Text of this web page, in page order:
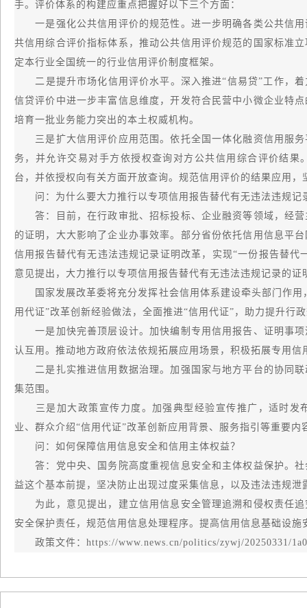
手。评价体系的构建应重点把握好以下三个方面：
一是强化公共信用评价的规范性。进一步明确各类公共信用
共信用综合评价指标体系，推动公共信用评价规范的国家标准
定本行业全国统一的行业信用评价制度框架。
二是提升市场化信用评价水平。深入推进“信易贷”工作，着
信贷评价中进一步丰富信息维度，开发符合民营中小微企业特
培育一批业务能力突出的本土权威机构。
三是扩大信用评价应用范围。依托全国一体化融资信用服务
务，并允许交易对手方依授权查询对方公共信用综合评价结
台，并依授权向有关方面开放查询。规范信用评价的结果应用
问：为什么要大力推行以专项信用报告替代有无违法违规记
答：目前，在行政审批、招标投标、企业融资等领域，经营
的证明，大大影响了企业办事效率。部分省份依托信用信息平
信用报告替代有无违法违规记录证明改革，实现“一份报告替
意见提出，大力推行以专项信用报告替代有无违法违规记录的证
国家发展改革委将充分发挥社会信用体系建设牵头部门作用
用代证”改革创新经验做法，全面推进“信用代证”，助力提升行
一是加快完善顶层设计。加快编制专用信用报告、证明事项
认互用。推动地方政府依法依规拓展应用场景，积极拓展专用
二是扎实推进信用数据治理。加强国家与地方平台的协同联
集范围。
三是加大政策宣传力度。加强典型经验宣传推广，适时发
业、群众介绍“信用代证”改革创新应用背景、服务指引等重要
问：如何保障信用信息安全和信用主体权益？
答：党中央、国务院高度重视信息安全和主体权益保护。社
益这个基本前提，坚决防止出现过度采集信息，以及违法违规
为此，意见提出，建立信用信息安全管理追溯和侵权责任追
安全保护责任，规范信用信息处理程序。提高信用信息基础设
政策文件：https://www.news.cn/politics/zywj/20250331/